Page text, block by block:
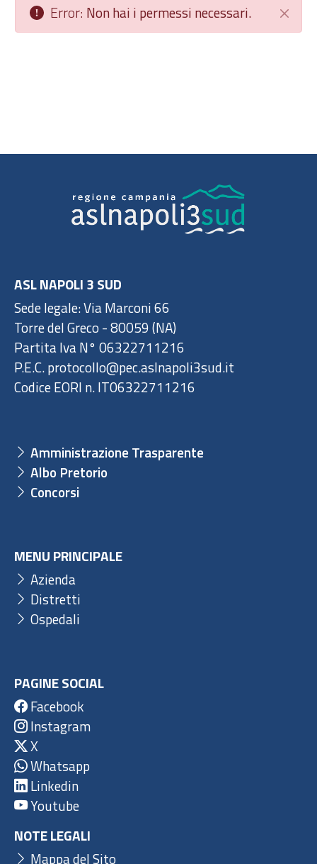
Chiudi
Error: Non hai i permessi necessari.
ASL NAPOLI 3 SUD
Sede legale: Via Marconi 66
Torre del Greco - 80059 (NA)
Partita Iva N° 06322711216
P.E.C. protocollo@pec.aslnapoli3sud.it
Codice EORI n. IT06322711216
Amministrazione Trasparente
Albo Pretorio
Concorsi
MENU PRINCIPALE
Azienda
Distretti
Ospedali
PAGINE SOCIAL
Facebook
Instagram
X
Whatsapp
Linkedin
Youtube
NOTE LEGALI
Mappa del Sito